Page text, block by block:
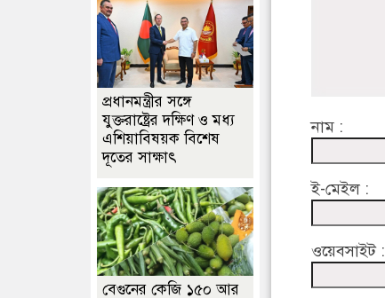
নাম :
ই-মেইল :
ওয়েবসাইট :
প্রধানমন্ত্রীর সঙ্গে
যুক্তরাষ্ট্রের দক্ষিণ ও মধ্য
এশিয়াবিষয়ক বিশেষ
দূতের সাক্ষাৎ
বেগুনের কেজি ১৫০ আর